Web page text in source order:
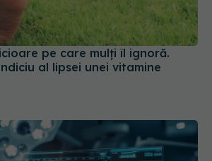
pe care mulți îl ignoră.
al lipsei unei vitamine